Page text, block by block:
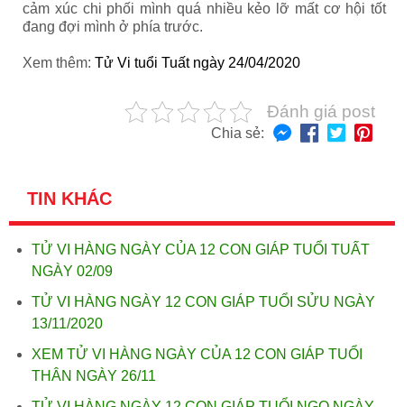
cảm xúc chi phối mình quá nhiều kẻo lỡ mất cơ hội tốt
đang đợi mình ở phía trước.
Xem thêm: Tử Vi tuổi Tuất ngày 24/04/2020
Đánh giá post
Chia sẻ:
TIN KHÁC
TỬ VI HÀNG NGÀY CỦA 12 CON GIÁP TUỔI TUẤT
NGÀY 02/09
TỬ VI HÀNG NGÀY 12 CON GIÁP TUỔI SỬU NGÀY
13/11/2020
XEM TỬ VI HÀNG NGÀY CỦA 12 CON GIÁP TUỔI
THÂN NGÀY 26/11